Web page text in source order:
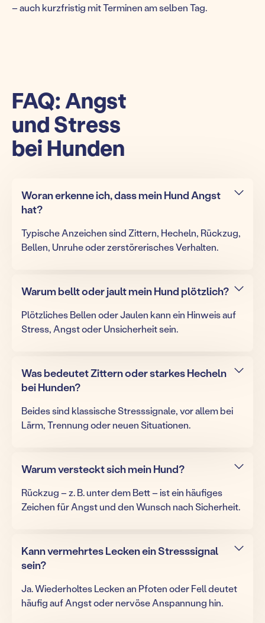
– auch kurzfristig mit Terminen am selben Tag.
FAQ: Angst
und Stress
bei Hunden
Woran erkenne ich, dass mein Hund Angst
hat?
Typische Anzeichen sind Zittern, Hecheln, Rückzug,
Bellen, Unruhe oder zerstörerisches Verhalten.
Warum bellt oder jault mein Hund plötzlich?
Plötzliches Bellen oder Jaulen kann ein Hinweis auf
Stress, Angst oder Unsicherheit sein.
Was bedeutet Zittern oder starkes Hecheln
bei Hunden?
Beides sind klassische Stresssignale, vor allem bei
Lärm, Trennung oder neuen Situationen.
Warum versteckt sich mein Hund?
Rückzug – z. B. unter dem Bett – ist ein häufiges
Zeichen für Angst und den Wunsch nach Sicherheit.
Kann vermehrtes Lecken ein Stresssignal
sein?
Ja. Wiederholtes Lecken an Pfoten oder Fell deutet
häufig auf Angst oder nervöse Anspannung hin.